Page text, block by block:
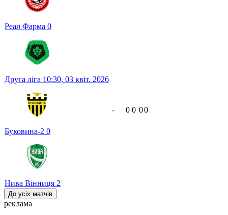
Реал Фарма 0
Друга ліга 10:30, 03 квіт. 2026
Буковина-2 0
Нива Вінниця 2
- 0 0 00
До усіх матчів
реклама